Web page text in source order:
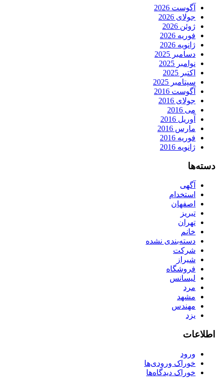
آگوست 2026
جولای 2026
ژوئن 2026
فوریه 2026
ژانویه 2026
دسامبر 2025
نوامبر 2025
اکتبر 2025
سپتامبر 2025
آگوست 2016
جولای 2016
می 2016
آوریل 2016
مارس 2016
فوریه 2016
ژانویه 2016
دسته‌ها
آگهی
استخدام
اصفهان
تبریز
تهران
خانم
دسته‌بندی نشده
شرکت
شیراز
فروشگاه
لیسانس
مرد
مشهد
مهندس
یزد
اطلاعات
ورود
خوراک ورودی‌ها
خوراک دیدگاه‌ها